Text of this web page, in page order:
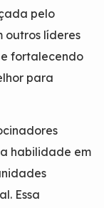
pelo
outros líderes
fortalecendo
para
habilidade em
Essa